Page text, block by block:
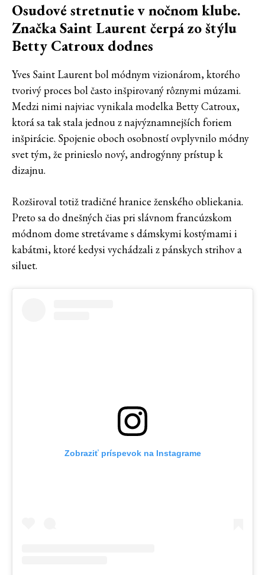
Osudové stretnutie v nočnom klube.
Značka Saint Laurent čerpá zo štýlu
Betty Catroux dodnes
Yves Saint Laurent bol módnym vizionárom, ktorého
tvorivý proces bol často inšpirovaný rôznymi múzami.
Medzi nimi najviac vynikala modelka Betty Catroux,
ktorá sa tak stala jednou z najvýznamnejších foriem
inšpirácie. Spojenie oboch osobností ovplyvnilo módny
svet tým, že prinieslo nový, androgýnny prístup k
dizajnu.
Rozširoval totiž tradičné hranice ženského obliekania.
Preto sa do dnešných čias pri slávnom francúzskom
módnom dome stretávame s dámskymi kostýmami i
kabátmi, ktoré kedysi vychádzali z pánskych strihov a
siluet.
Zobraziť príspevok na Instagrame